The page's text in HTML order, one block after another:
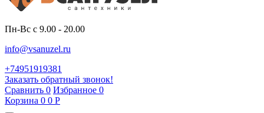
Пн-Вс с 9.00 - 20.00
info@vsanuzel.ru
+74951919381
Заказать обратный звонок!
Сравнить 0 Избранное 0
Корзина 0 0 Р